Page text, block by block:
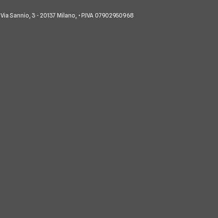
Sannio, 3 - 20137 Milano, • P.IVA 07902950968